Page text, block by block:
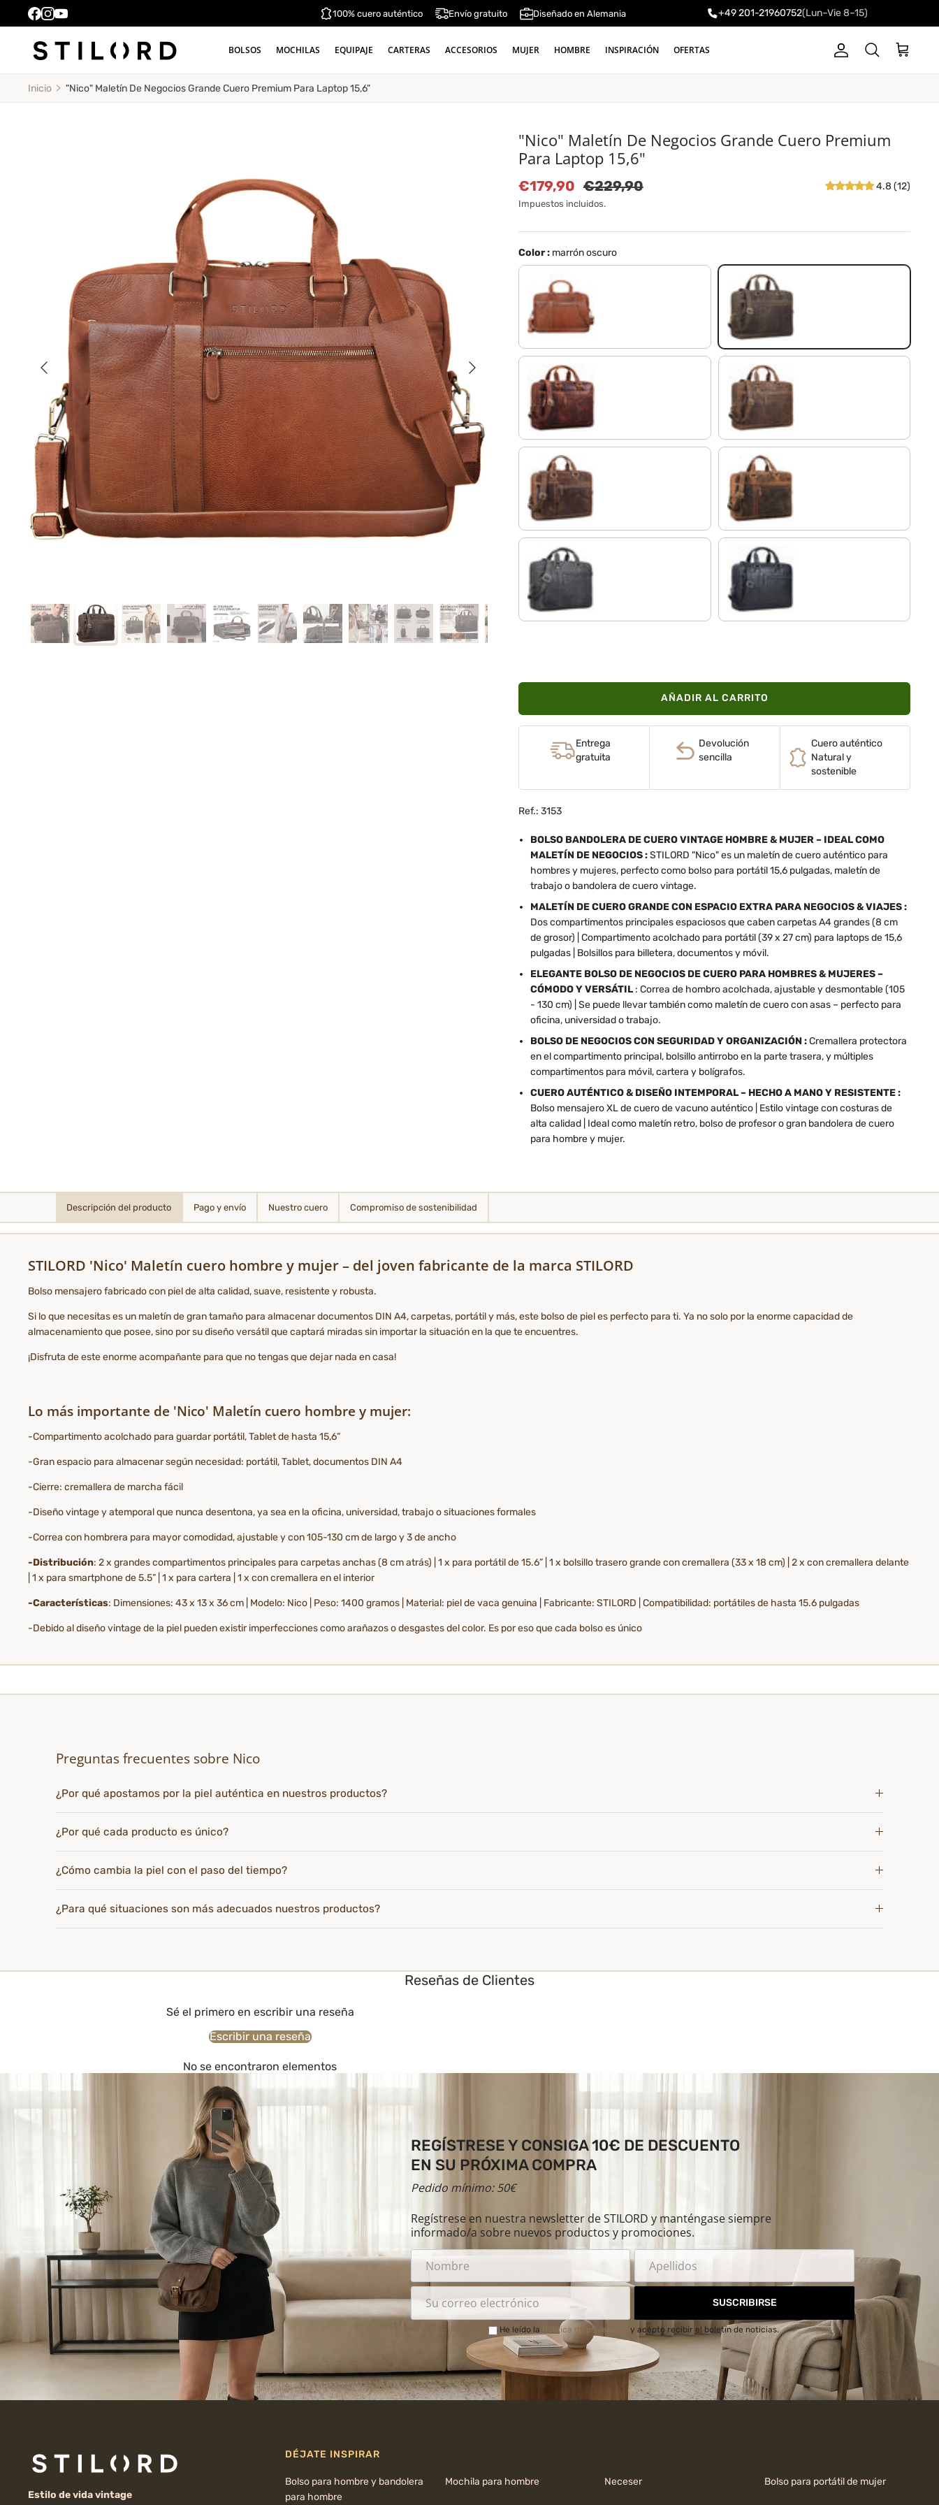
100% cuero auténtico Envío gratuito Diseñado en Alemania +49 201-21960752(Lun–Vie 8–15)
BOLSOS MOCHILAS EQUIPAJE CARTERAS ACCESORIOS MUJER HOMBRE INSPIRACIÓN OFERTAS CuentaBuscar Carrito
Inicio "Nico" Maletín De Negocios Grande Cuero Premium Para Laptop 15,6"
Anterior Siguiente
"Nico" Maletín De Negocios Grande Cuero Premium
Para Laptop 15,6"
Precio de venta
€179,90 Precio normal
€229,90
Impuestos incluidos.
4.8 (12)
Color : marrón oscuro
vinto - coñac marrón oscuro
kara - cognac marrón - medio
soria - marrón kreta - marrón
carbon - gris negro
AÑADIR AL CARRITO
Entrega
gratuita
Devolución
sencilla
Cuero auténtico
Natural y
sostenible
Ref.: 3153
BOLSO BANDOLERA DE CUERO VINTAGE HOMBRE & MUJER – IDEAL COMO
MALETÍN DE NEGOCIOS :STILORD "Nico" es un maletín de cuero auténtico para
hombres y mujeres, perfecto como bolso para portátil 15,6 pulgadas, maletín de
trabajo o bandolera de cuero vintage.
MALETÍN DE CUERO GRANDE CON ESPACIO EXTRA PARA NEGOCIOS & VIAJES :
Dos compartimentos principales espaciosos que caben carpetas A4 grandes (8 cm
de grosor) | Compartimento acolchado para portátil (39 x 27 cm) para laptops de 15,6
pulgadas | Bolsillos para billetera, documentos y móvil.
ELEGANTE BOLSO DE NEGOCIOS DE CUERO PARA HOMBRES & MUJERES –
CÓMODO Y VERSÁTIL: Correa de hombro acolchada, ajustable y desmontable (105
- 130 cm) | Se puede llevar también como maletín de cuero con asas – perfecto para
oficina, universidad o trabajo.
BOLSO DE NEGOCIOS CON SEGURIDAD Y ORGANIZACIÓN :Cremallera protectora
en el compartimento principal, bolsillo antirrobo en la parte trasera, y múltiples
compartimentos para móvil, cartera y bolígrafos.
CUERO AUTÉNTICO & DISEÑO INTEMPORAL – HECHO A MANO Y RESISTENTE :
Bolso mensajero XL de cuero de vacuno auténtico | Estilo vintage con costuras de
alta calidad | Ideal como maletín retro, bolso de profesor o gran bandolera de cuero
para hombre y mujer.
Descripción del producto Pago y envío Nuestro cuero Compromiso de sostenibilidad
STILORD 'Nico' Maletín cuero hombre y mujer – del joven fabricante de la marca STILORD
Bolso mensajero fabricado con piel de alta calidad, suave, resistente y robusta.
Si lo que necesitas es un maletín de gran tamaño para almacenar documentos DIN A4, carpetas, portátil y más, este bolso de piel es perfecto para ti. Ya no solo por la enorme capacidad de
almacenamiento que posee, sino por su diseño versátil que captará miradas sin importar la situación en la que te encuentres.
¡Disfruta de este enorme acompañante para que no tengas que dejar nada en casa!
Lo más importante de 'Nico' Maletín cuero hombre y mujer:
-Compartimento acolchado para guardar portátil, Tablet de hasta 15,6”
-Gran espacio para almacenar según necesidad: portátil, Tablet, documentos DIN A4
-Cierre: cremallera de marcha fácil
-Diseño vintage y atemporal que nunca desentona, ya sea en la oficina, universidad, trabajo o situaciones formales
-Correa con hombrera para mayor comodidad, ajustable y con 105-130 cm de largo y 3 de ancho
-Distribución: 2 x grandes compartimentos principales para carpetas anchas (8 cm atrás) | 1 x para portátil de 15.6” | 1 x bolsillo trasero grande con cremallera (33 x 18 cm) | 2 x con cremallera delante
| 1 x para smartphone de 5.5” | 1 x para cartera | 1 x con cremallera en el interior
-Características: Dimensiones: 43 x 13 x 36 cm | Modelo: Nico | Peso: 1400 gramos | Material: piel de vaca genuina | Fabricante: STILORD | Compatibilidad: portátiles de hasta 15.6 pulgadas
-Debido al diseño vintage de la piel pueden existir imperfecciones como arañazos o desgastes del color. Es por eso que cada bolso es único
Preguntas frecuentes sobre Nico
¿Por qué apostamos por la piel auténtica en nuestros productos?
¿Por qué cada producto es único?
¿Cómo cambia la piel con el paso del tiempo?
¿Para qué situaciones son más adecuados nuestros productos?
Reseñas de Clientes
Sé el primero en escribir una reseña
Escribir una reseña
No se encontraron elementos
REGÍSTRESE Y CONSIGA 10€ DE DESCUENTO
EN SU PRÓXIMA COMPRA
Pedido mínimo: 50€
Regístrese en nuestra newsletter de STILORD y manténgase siempre
informado/a sobre nuevos productos y promociones.
SUSCRIBIRSE
He leído la Política de privacidad y acepto recibir el boletín de noticias.
Estilo de vida vintage
DÉJATE INSPIRAR
Bolso para hombre y bandolera
para hombre
Mochila para hombre Neceser Bolso para portátil de mujer